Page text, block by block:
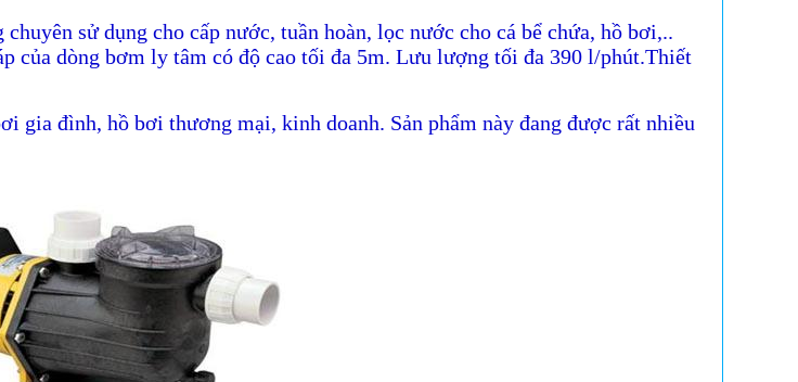
sử dụng cho cấp nước, tuần hoàn, lọc nước cho cá bể chứa, hồ bơi,..
của dòng bơm ly tâm có độ cao tối đa 5m. Lưu lượng tối đa 390 l/phút.Thiết
đình, hồ bơi thương mại, kinh doanh. Sản phẩm này đang được rất nhiều